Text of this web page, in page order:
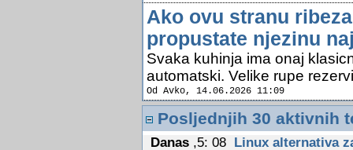
Ako ovu stranu
propustate njezinu
Svaka kuhinja ima onaj
automatski. Velike rupe
Od Avko, 14.06.2026 11:09
Posljednjih 30 aktivnih
Danas ,5: 08
Linux alternativa